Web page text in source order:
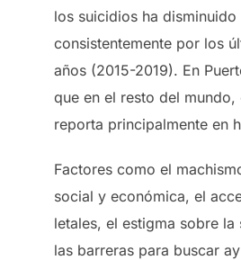
los suicidios ha disminuido
consistentemente por los
años (2015-2019). En
que en el resto del mundo,
reporta principalmente en
Factores como el
social y económica, el
letales, el estigma sobre la
las barreras para buscar